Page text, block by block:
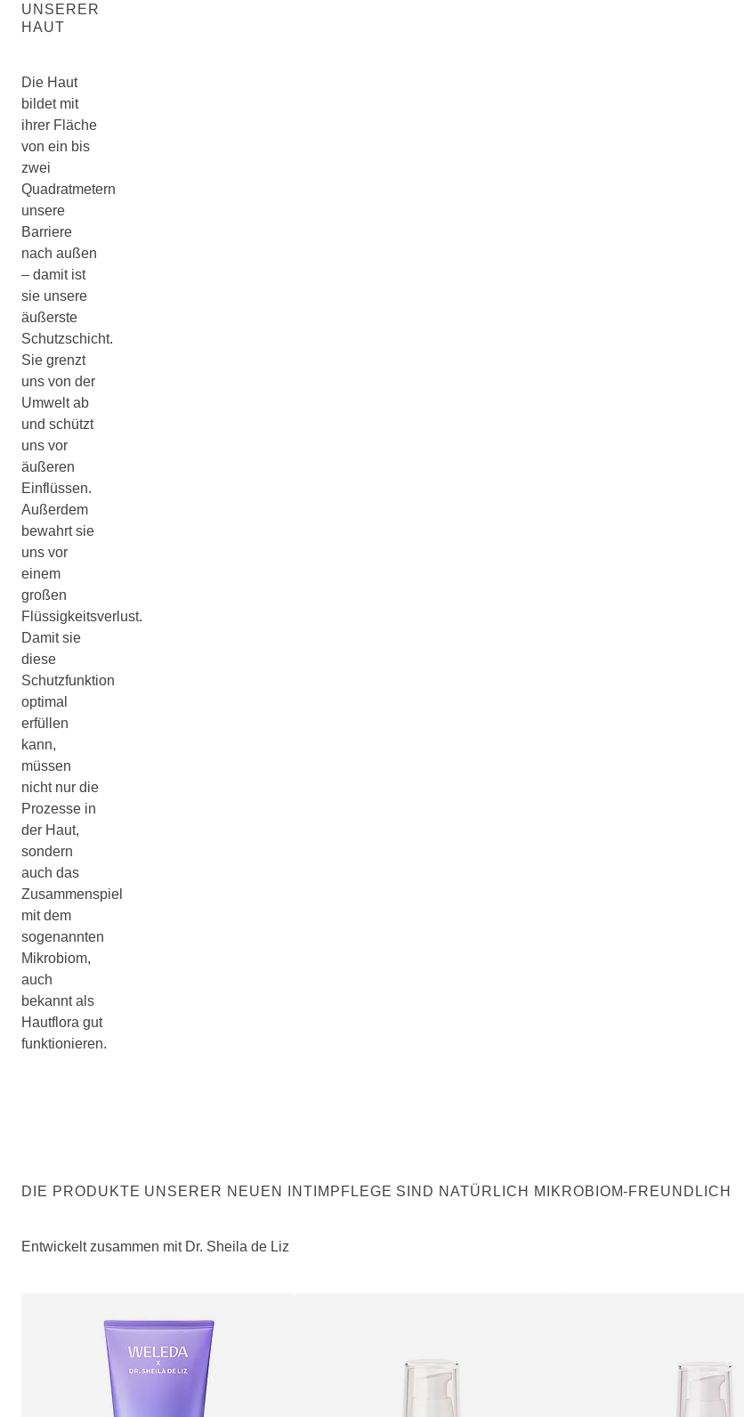
UNSERER
HAUT
Die Haut
bildet mit
ihrer Fläche
von ein bis
zwei
Quadratmetern
unsere
Barriere
nach außen
– damit ist
sie unsere
äußerste
Schutzschicht.
Sie grenzt
uns von der
Umwelt ab
und schützt
uns vor
äußeren
Einflüssen.
Außerdem
bewahrt sie
uns vor
einem
großen
Flüssigkeitsverlust.
Damit sie
diese
Schutzfunktion
optimal
erfüllen
kann,
müssen
nicht nur die
Prozesse in
der Haut,
sondern
auch das
Zusammenspiel
mit dem
sogenannten
Mikrobiom,
auch
bekannt als
Hautflora gut
funktionieren.
DIE PRODUKTE UNSERER NEUEN INTIMPFLEGE SIND NATÜRLICH MIKROBIOM-FREUNDLICH
Entwickelt zusammen mit Dr. Sheila de Liz